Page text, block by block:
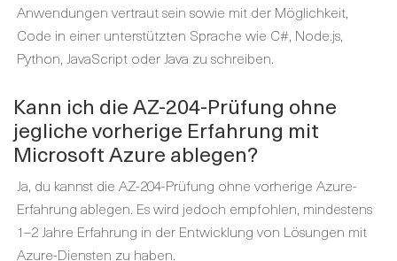
Anwendungen vertraut sein sowie mit der Möglichkeit,
Code in einer unterstützten Sprache wie C#, Node.js,
Python, JavaScript oder Java zu schreiben.
Kann ich die AZ-204-Prüfung ohne
jegliche vorherige Erfahrung mit
Microsoft Azure ablegen?
Ja, du kannst die AZ-204-Prüfung ohne vorherige Azure-
Erfahrung ablegen. Es wird jedoch empfohlen, mindestens
1–2 Jahre Erfahrung in der Entwicklung von Lösungen mit
Azure-Diensten zu haben.